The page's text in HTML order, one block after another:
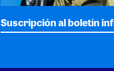
Suscripción al boletín